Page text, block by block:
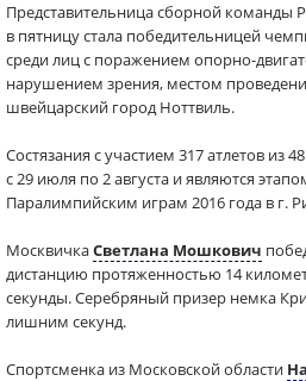
Представительница сборной команды
в пятницу стала победительницей
среди лиц с поражением опорно-
нарушением зрения, местом
швейцарский город Ноттвиль.
Состязания с участием 317 атлетов из
с 29 июля по 2 августа и являются
Паралимпийским играм 2016 года в г.
МосквичкаСветлана Мошкович
дистанцию протяженностью 14
секунды. Серебряный призер немка
лишним секунд.
Спортсменка из Московской области